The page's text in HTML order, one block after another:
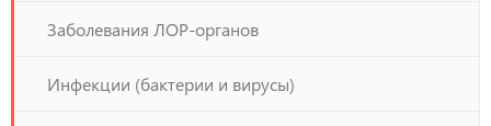
Заболевания ЛОР-органов
Инфекции (бактерии и вирусы)